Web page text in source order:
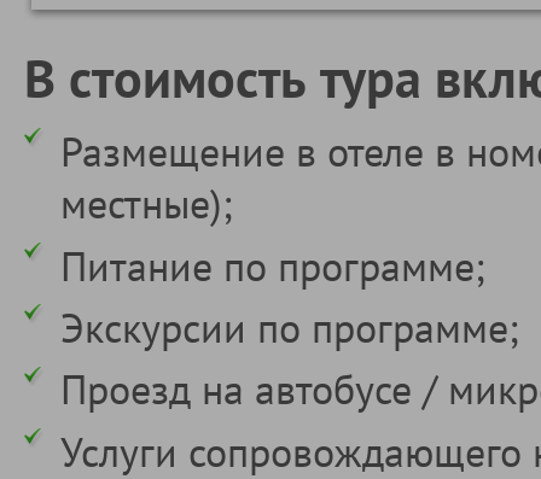
В стоимость тура
Размещение в отеле в
местные);
Питание по программе;
Экскурсии по программе;
Проезд на автобусе /
Услуги сопровождающего